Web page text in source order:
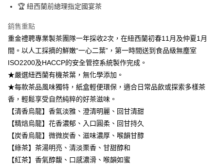
7-11取貨付款
每筆NT$100，滿NT$3,000(含以上)免運費
宅配
每筆NT$100，滿NT$3,000(含以上)免運費
離島
每筆NT$150
🏆 紐西蘭前總理指定國宴茶
銷售重點
重金禮聘專業製茶團隊一年採收2次，在紐西蘭初春11月及仲夏1月
間。以人工採摘的鮮嫩“一心二葉”，第一時間送到食品級無塵室
ISO2200及HACCP的安全管控系統製作完成。
★嚴選紐西蘭有機茶葉，無化學添加。
★每款茶品風味獨特，紙盒輕便環保，適合日常品飲或探索多樣茶
香，輕鬆享受自然純粹的好茶滋味。
【清香烏龍】香氣淡雅、澄清明麗、回甘清甜
【精焙烏龍】花香濃郁、入口圓柔、回甘持久
【炭香烏龍】微微炭香、滋味濃厚、喉韻甘醇
【綠茶】茶湯明亮、清淡栗香、甘甜醇和
【紅茶】香氣醇馥、口感濃滑、喉韻如蜜